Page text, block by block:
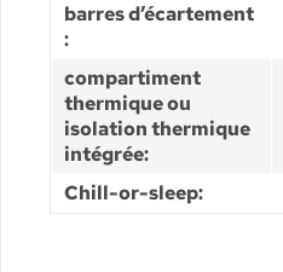
barres d’écartement
:
compartiment
thermique ou
isolation thermique
intégrée:
Chill-or-sleep: